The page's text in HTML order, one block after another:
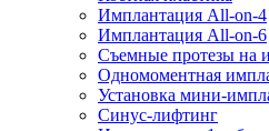
Имплантация All-on-4
Имплантация All-on-6
Съемные протезы на
Одномоментная
Установка мини-
Синус-лифтинг